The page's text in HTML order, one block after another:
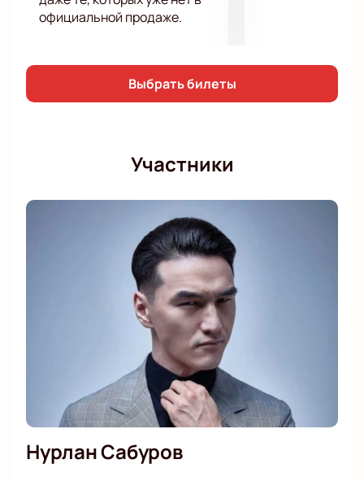
Оплата и получение билетов на электронную
почту
клиентов и VIP-ложи
Менеджер поможет выбрать места и ответит
на вопросы о мероприятии
наших специалистов.
официальной продаже.
Выбрать билеты
Участники
Нурлан Сабуров